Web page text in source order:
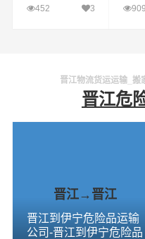
到韶关货运公
452 3
到909
晋江物流货运运输_搬
晋江危
晋江→晋江
晋江到伊宁危险品运输
公司-晋江到伊宁危险品